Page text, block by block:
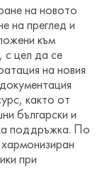
на новото
на преглед и
към
с цел да се
на новия
както от
български и
поддръжка. По
при